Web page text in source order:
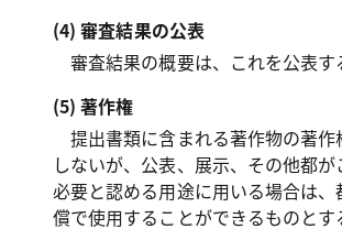
(4) 審査結果の公表
審査結果の概要は、これを公表す
(5) 著作権
提出書類に含まれる著作物の著作
しないが、公表、展示、その他都
必要と認める用途に用いる場合は
償で使用することができるものとす